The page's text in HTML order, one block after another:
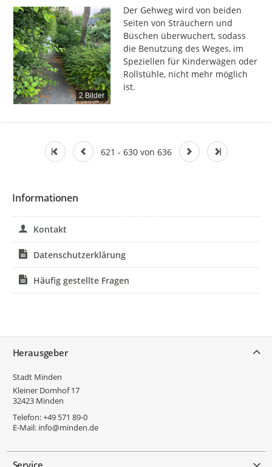
2 Bilder
Der Gehweg wird von beiden
Seiten von Sträuchern und
Büschen überwuchert, sodass
die Benutzung des Weges, im
Speziellen für Kinderwägen oder
Rollstühle, nicht mehr möglich
ist.
621 - 630 von 636
Informationen
Kontakt
Datenschutzerklärung
Häufig gestellte Fragen
Herausgeber
Stadt Minden
Kleiner Domhof 17
32423 Minden
Telefon:+49 571 89-0
E-Mail: info@minden.de